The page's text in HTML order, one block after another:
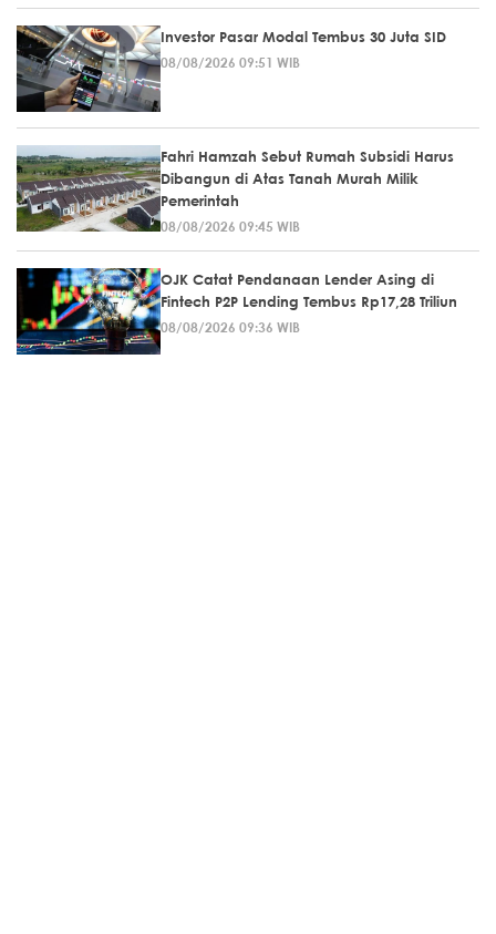
Investor Pasar Modal Tembus 30 Juta SID
08/08/2026 09:51 WIB
Fahri Hamzah Sebut Rumah Subsidi Harus
Dibangun di Atas Tanah Murah Milik
Pemerintah
08/08/2026 09:45 WIB
OJK Catat Pendanaan Lender Asing di
Fintech P2P Lending Tembus Rp17,28 Triliun
08/08/2026 09:36 WIB